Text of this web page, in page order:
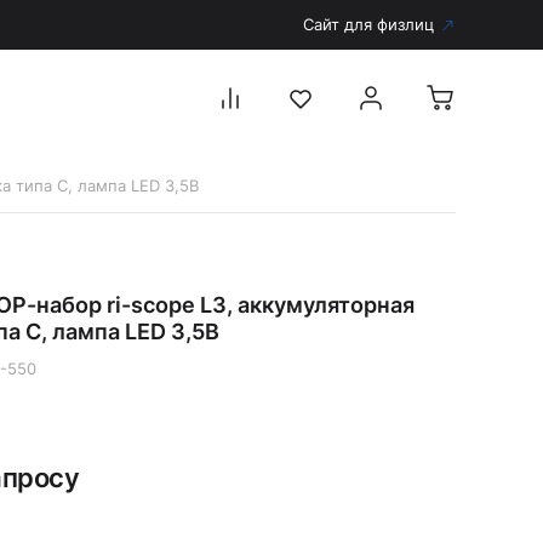
Сайт для физлиц
Аксессуары для дерматоскопов
Дерматоскопы
Аккумуляторы и зарядные устройства
типа C, лампа LED 3,5В
набор ri-scope L3, аккумуляторная
C, лампа LED 3,5В
550